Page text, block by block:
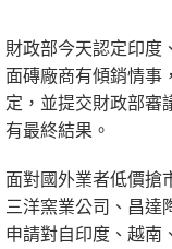
財政部今天認定印度
面磚廠商有傾銷情事
定，並提交財政部審
有最終結果。
面對國外業者低價搶
三洋窯業公司、昌達
申請對自印度、越南